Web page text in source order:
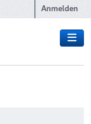
Anmelden